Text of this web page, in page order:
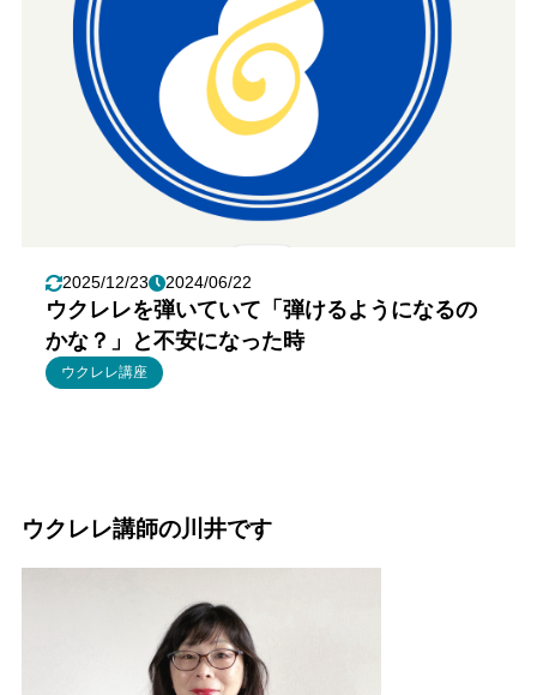
2025/12/23 2024/06/22
ウクレレを弾いていて「弾けるようになるの
かな？」と不安になった時
ウクレレ講座
ウクレレ講師の川井です